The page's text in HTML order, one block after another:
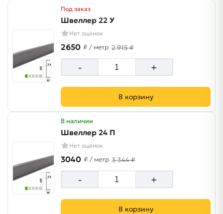
Под заказ
Швеллер 22 У
Нет оценок
2650 ₽ / метр 2 915 ₽
- +
В корзину
В наличии
Швеллер 24 П
Нет оценок
3040 ₽ / метр 3 344 ₽
- +
В корзину